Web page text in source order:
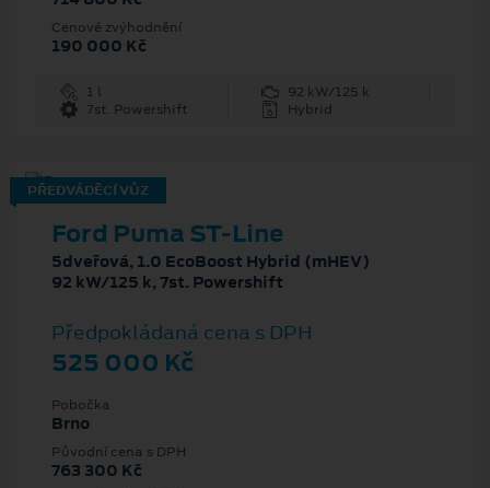
Cenové zvýhodnění
190 000 Kč
1 l
92 kW/125 k
7st. Powershift
Hybrid
PŘEDVÁDĚCÍ VŮZ
Ford Puma ST-Line
5dveřová, 1.0 EcoBoost Hybrid (mHEV)
92 kW/125 k, 7st. Powershift
Předpokládaná cena s DPH
525 000 Kč
Pobočka
Brno
Původní cena s DPH
763 300 Kč